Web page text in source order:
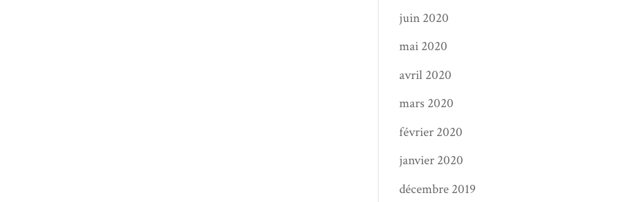
juin 2020
mai 2020
avril 2020
mars 2020
février 2020
janvier 2020
décembre 2019